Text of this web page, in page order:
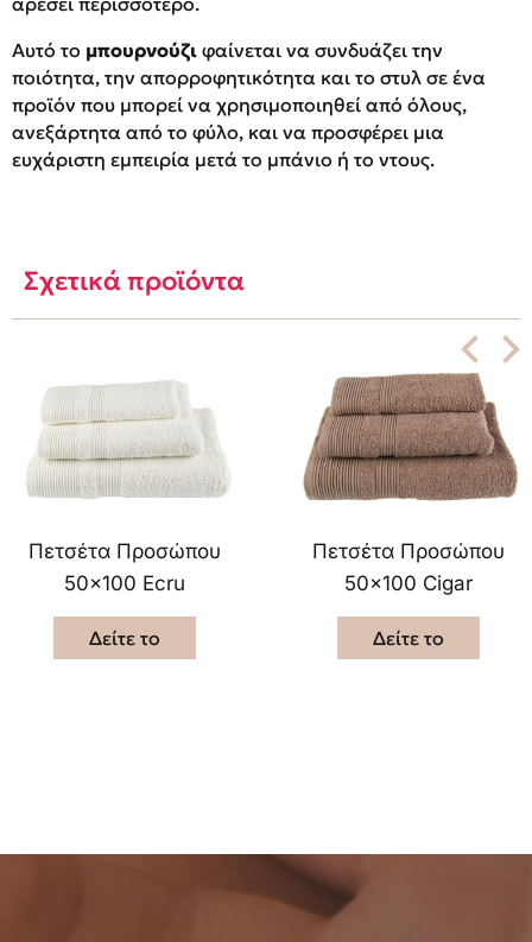
Αυτό το μπουρνούζι φαίνεται να συνδυάζει την
ποιότητα, την απορροφητικότητα και το στυλ σε ένα
προϊόν που μπορεί να χρησιμοποιηθεί από όλους,
ανεξάρτητα από το φύλο, και να προσφέρει μια
ευχάριστη εμπειρία μετά το μπάνιο ή το ντους.
Σχετικά προϊόντα
Πετσέτα Προσώπου
50×100 Ecru
Δείτε το
Πετσέτα Προσώπου
50×100 Cigar
Δείτε το